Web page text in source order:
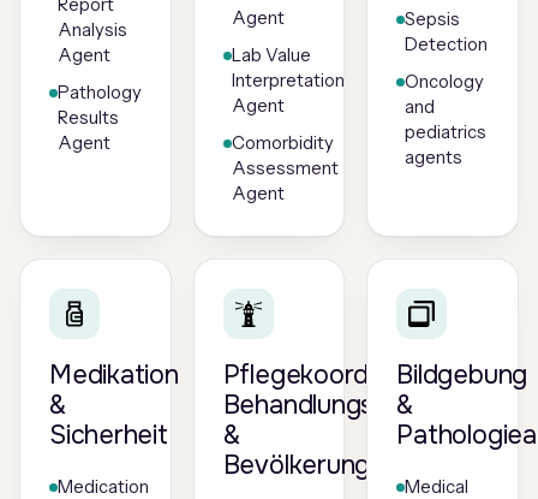
Analysis
Agent
Pathology
Results
Agent
Agent
Lab Value
Interpretation
Agent
Comorbidity
Assessment
Agent
Sepsis
Detection
Oncology
and
pediatrics
agents
Medikation
&
Sicherheit
Medication
Pflegekoordination,
Behandlungspfade
&
Bevölkerungsgesundheit
Bildgebung
&
Medical